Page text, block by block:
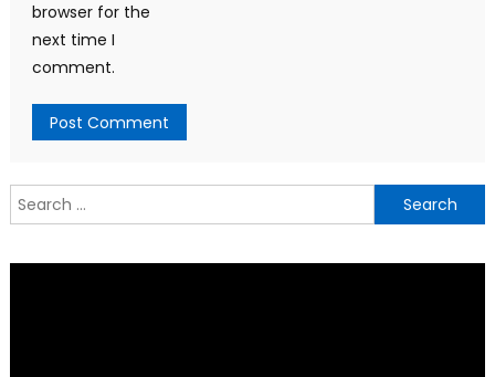
browser for the
next time I
comment.
Search
for: